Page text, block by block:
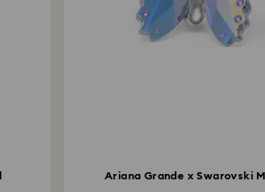
Ariana Grande x Swarovski